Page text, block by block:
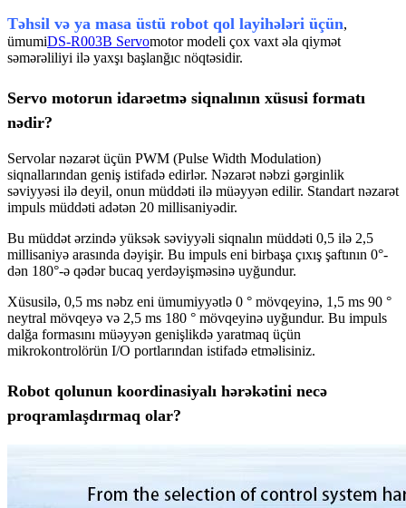
Təhsil və ya masa üstü robot qol layihələri üçün,
ümumiDS-R003B Servomotor modeli çox vaxt əla qiymət
səmərəliliyi ilə yaxşı başlanğıc nöqtəsidir.
Servo motorun idarəetmə siqnalının xüsusi formatı
nədir?
Servolar nəzarət üçün PWM (Pulse Width Modulation)
siqnallarından geniş istifadə edirlər. Nəzarət nəbzi gərginlik
səviyyəsi ilə deyil, onun müddəti ilə müəyyən edilir. Standart nəzarət
impuls müddəti adətən 20 millisaniyədir.
Bu müddət ərzində yüksək səviyyəli siqnalın müddəti 0,5 ilə 2,5
millisaniyə arasında dəyişir. Bu impuls eni birbaşa çıxış şaftının 0°-
dən 180°-ə qədər bucaq yerdəyişməsinə uyğundur.
Xüsusilə, 0,5 ms nəbz eni ümumiyyətlə 0 ° mövqeyinə, 1,5 ms 90 °
neytral mövqeyə və 2,5 ms 180 ° mövqeyinə uyğundur. Bu impuls
dalğa formasını müəyyən genişlikdə yaratmaq üçün
mikrokontrolörün I/O portlarından istifadə etməlisiniz.
Robot qolunun koordinasiyalı hərəkətini necə
proqramlaşdırmaq olar?